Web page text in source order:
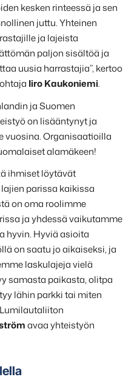
kesken rinteessä ja sen
juttu. Yhteinen
ja lajeista
paljon sisältöä ja
uusia harrastajia”, kertoo
Iiro Kaukoniemi.
ja Suomen
on lisääntynyt ja
vuosina. Organisaatioilla
alamäkeen!
ihmiset löytävät
parissa kaikissa
on oma roolimme
ja yhdessä vaikutamme
hyvin. Hyviä asioita
on saatu jo aikaiseksi, ja
laskulajeja vielä
samasta paikasta, olitpa
lähin parkki tai miten
avaa yhteistyön